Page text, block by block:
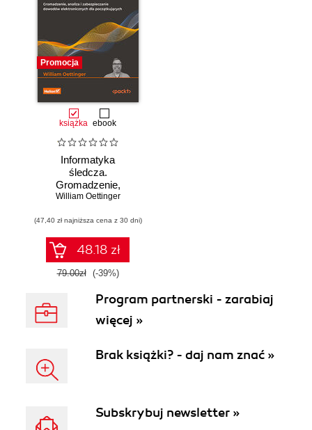
Promocja
książka ebook
Informatyka
śledcza.
Gromadzenie,
analiza i
dowodów
elektronicznych dla
początkujących.
Wydanie II
William Oettinger
(47,40 zł najniższa cena z 30 dni)
48.18 zł
79.00zł (-39%)
Program partnerski - zarabiaj
więcej »
Brak książki? - daj nam znać »
Subskrybuj newsletter »